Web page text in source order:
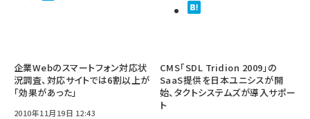
企業Webのスマートフォン対応状
況調査、対応サイトでは6割以上が
「効果があった」
2010年11月19日 12:43
CMS「SDL Tridion 2009」の
SaaS提供を日本ユニシスが開
始、タクトシステムズが導入サポー
ト